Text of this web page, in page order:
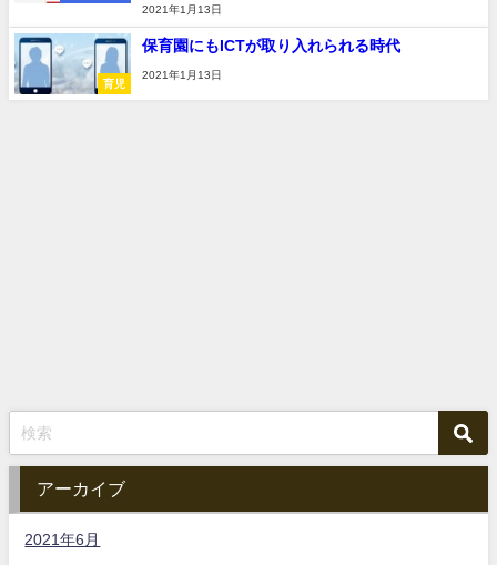
2021年1月13日
育児
保育園にもICTが取り入れられる時代
2021年1月13日
アーカイブ
2021年6月